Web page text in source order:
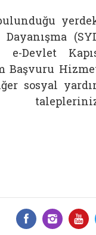
Devlet
Başvuru
sosyal